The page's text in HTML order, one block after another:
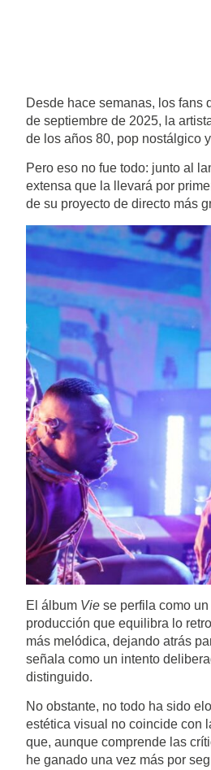
Desde hace semanas, los fans
de septiembre de 2025, la
de los años 80, pop nostálgico
Pero eso no fue todo: junto al
extensa que la llevará por
de su proyecto de directo más
El álbum Vie se perfila como
producción que equilibra lo
más melódica, dejando atrás
señala como un intento
distinguido.
No obstante, no todo ha sido
estética visual no coincide con
que, aunque comprende las
he ganado una vez más por